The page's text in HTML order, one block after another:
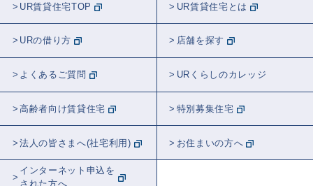
UR賃貸住宅TOP UR賃貸住宅とは
URの借り方 店舗を探す
よくあるご質問 URくらしのカレッジ
高齢者向け賃貸住宅 特別募集住宅
法人の皆さまへ(社宅利用) お住まいの方へ
インターネット申込を
された方へ